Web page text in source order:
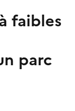
faibles
parc